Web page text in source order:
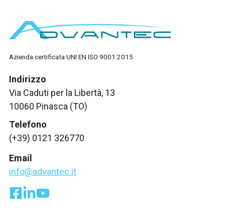
Azienda certificata UNI EN ISO 9001:2015
Indirizzo
Via Caduti per la Libertà, 13
10060 Pinasca (TO)
Telefono
(+39) 0121 326770
Email
info@advantec.it